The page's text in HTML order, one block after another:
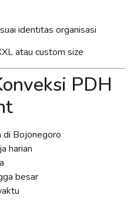
identitas organisasi
atau custom size
PDH
Bojonegoro
harian
besar